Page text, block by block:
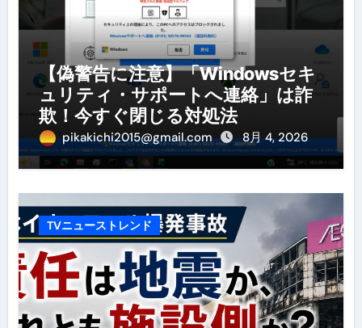
【偽警告に注意】「Windowsセキ
ュリティ・サポートへ連絡」は詐
欺！今すぐ閉じる対処法
pikakichi2015@gmail.com 8月 4, 2026
TVニューストレンド